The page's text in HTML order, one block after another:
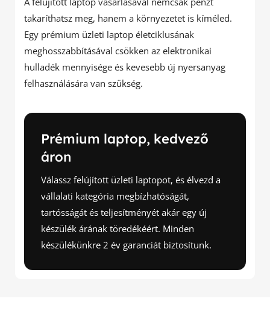
takaríthatsz meg, hanem a környezetet is kíméled.
Egy prémium üzleti laptop életciklusának
meghosszabbításával csökken az elektronikai
hulladék mennyisége és kevesebb új nyersanyag
felhasználására van szükség.
Prémium laptop, kedvező
áron
Válassz felújított üzleti laptopot, és élvezd a
vállalati kategória megbízhatóságát,
tartósságát és teljesítményét akár egy új
készülék árának töredékéért. Minden
készülékünkre 2 év garanciát biztosítunk.